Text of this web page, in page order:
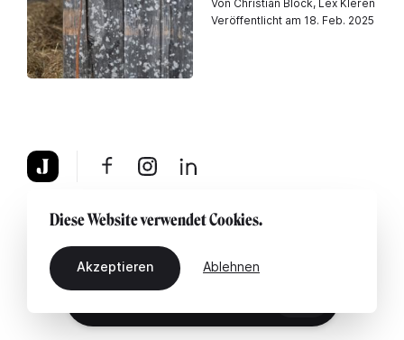
Von Christian Block, Lex Kleren
Veröffentlicht am 18. Feb. 2025
Über uns Rechtshinweis Kontaktiere uns
Diese Website verwendet Cookies.
Akzeptieren Ablehnen